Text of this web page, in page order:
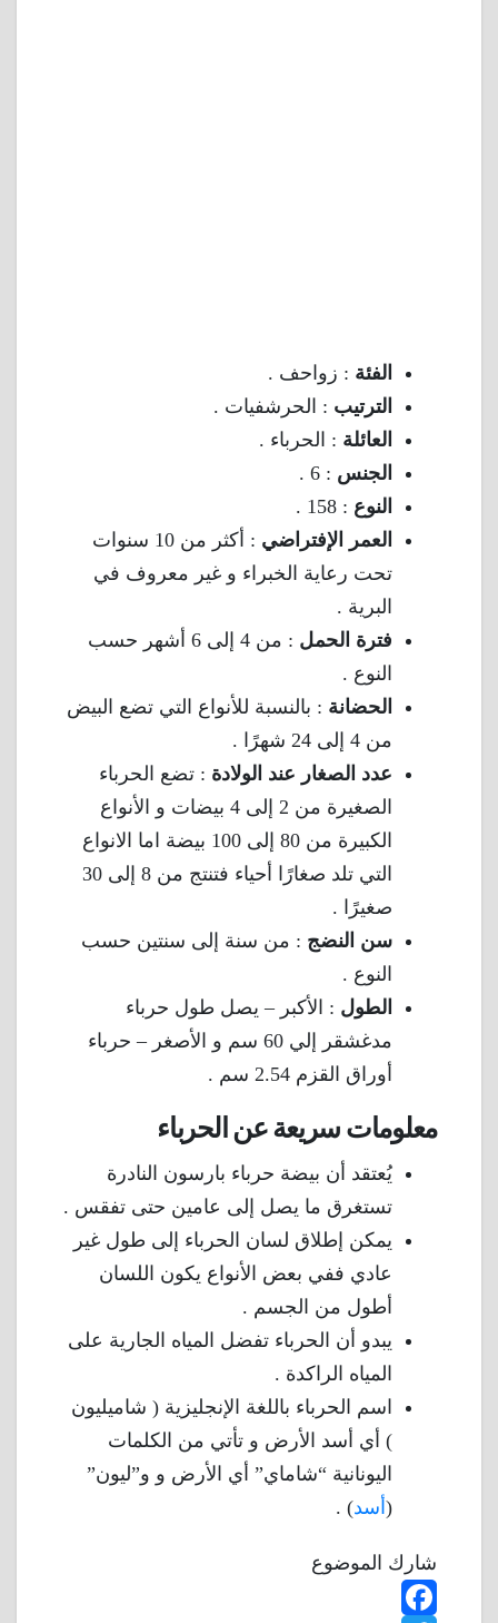
الفئة : زواحف .
الترتيب : الحرشفيات .
العائلة : الحرباء .
الجنس : 6 .
النوع : 158 .
العمر الإفتراضي
: أكثر من 10 سنوات
تحت رعاية الخبراء و غير معروف في
البرية .
فترة الحمل
: من 4 إلى 6 أشهر حسب
النوع .
الحضانة : بالنسبة للأنواع التي تضع البيض
من 4 إلى 24 شهرًا .
عدد الصغار عند الولادة : تضع الحرباء
الصغيرة من 2 إلى 4 بيضات و الأنواع
الكبيرة من 80 إلى 100 بيضة اما الانواع
التي تلد صغارًا أحياء فتنتج من 8 إلى 30
صغيرًا .
سن النضج : من سنة إلى سنتين حسب
النوع .
الطول : الأكبر – يصل طول حرباء
مدغشقر إلي 60 سم و الأصغر – حرباء
أوراق القزم 2.54 سم .
معلومات سريعة عن الحرباء
يُعتقد أن بيضة حرباء بارسون النادرة
تستغرق ما يصل إلى عامين حتى تفقس .
يمكن إطلاق لسان الحرباء إلى طول غير
عادي ففي بعض الأنواع يكون اللسان
أطول من الجسم .
يبدو أن الحرباء تفضل المياه الجارية على
المياه الراكدة .
اسم الحرباء باللغة الإنجليزية ( شاميليون
) أي أسد الأرض و تأتي من الكلمات
اليونانية “شاماي” أي الأرض و و”ليون”
( أسد) .
شارك الموضوع